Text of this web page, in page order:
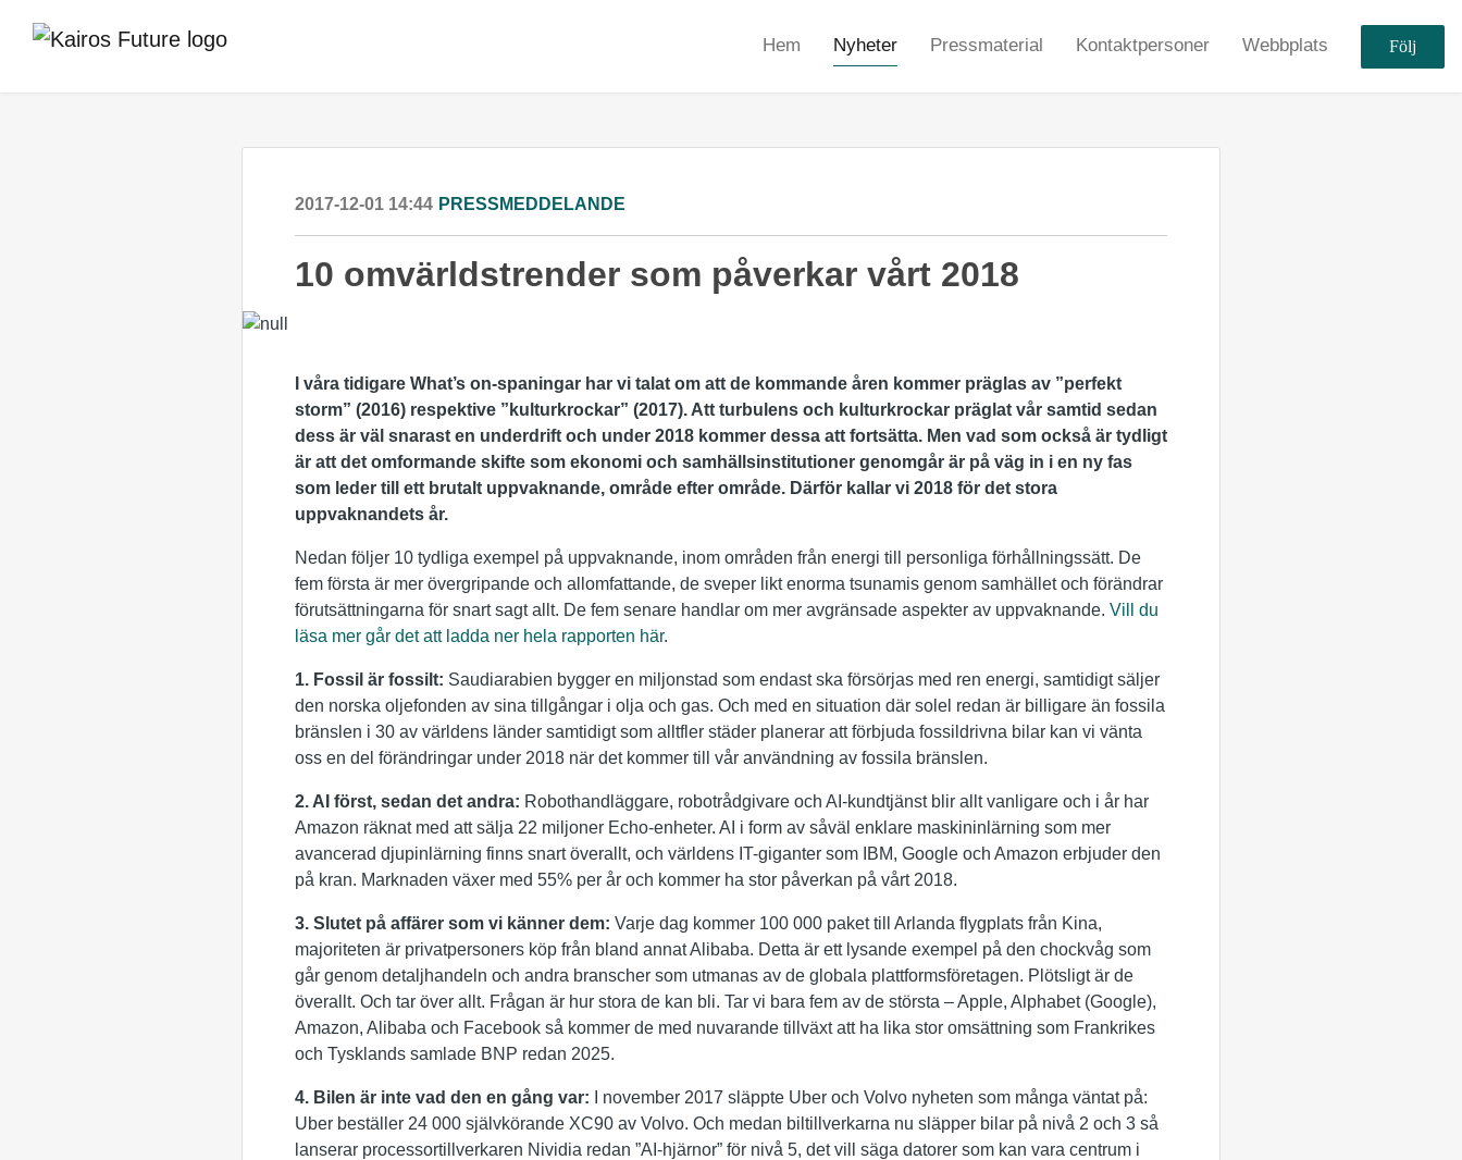
Hem Nyheter Pressmaterial Kontaktpersoner Webbplats Följ
2017-12-01 14:44 PRESSMEDDELANDE
10 omvärldstrender som påverkar vårt 2018
I våra tidigare What’s on-spaningar har vi talat om att de kommande åren kommer präglas av ”perfekt
storm” (2016) respektive ”kulturkrockar” (2017). Att turbulens och kulturkrockar präglat vår samtid sedan
dess är väl snarast en underdrift och under 2018 kommer dessa att fortsätta. Men vad som också är tydligt
är att det omformande skifte som ekonomi och samhällsinstitutioner genomgår är på väg in i en ny fas
som leder till ett brutalt uppvaknande, område efter område. Därför kallar vi 2018 för det stora
uppvaknandets år.
Nedan följer 10 tydliga exempel på uppvaknande, inom områden från energi till personliga förhållningssätt. De
fem första är mer övergripande och allomfattande, de sveper likt enorma tsunamis genom samhället och förändrar
förutsättningarna för snart sagt allt. De fem senare handlar om mer avgränsade aspekter av uppvaknande. Vill du
läsa mer går det att ladda ner hela rapporten här.
1. Fossil är fossilt: Saudiarabien bygger en miljonstad som endast ska försörjas med ren energi, samtidigt säljer
den norska oljefonden av sina tillgångar i olja och gas. Och med en situation där solel redan är billigare än fossila
bränslen i 30 av världens länder samtidigt som alltfler städer planerar att förbjuda fossildrivna bilar kan vi vänta
oss en del förändringar under 2018 när det kommer till vår användning av fossila bränslen.
2. AI först, sedan det andra: Robothandläggare, robotrådgivare och AI-kundtjänst blir allt vanligare och i år har
Amazon räknat med att sälja 22 miljoner Echo-enheter. AI i form av såväl enklare maskininlärning som mer
avancerad djupinlärning finns snart överallt, och världens IT-giganter som IBM, Google och Amazon erbjuder den
på kran. Marknaden växer med 55% per år och kommer ha stor påverkan på vårt 2018.
3. Slutet på affärer som vi känner dem: Varje dag kommer 100 000 paket till Arlanda flygplats från Kina,
majoriteten är privatpersoners köp från bland annat Alibaba. Detta är ett lysande exempel på den chockvåg som
går genom detaljhandeln och andra branscher som utmanas av de globala plattformsföretagen. Plötsligt är de
överallt. Och tar över allt. Frågan är hur stora de kan bli. Tar vi bara fem av de största – Apple, Alphabet (Google),
Amazon, Alibaba och Facebook så kommer de med nuvarande tillväxt att ha lika stor omsättning som Frankrikes
och Tysklands samlade BNP redan 2025.
4. Bilen är inte vad den en gång var: I november 2017 släppte Uber och Volvo nyheten som många väntat på:
Uber beställer 24 000 självkörande XC90 av Volvo. Och medan biltillverkarna nu släpper bilar på nivå 2 och 3 så
lanserar processortillverkaren Nividia redan ”AI-hjärnor” för nivå 5, det vill säga datorer som kan vara centrum i